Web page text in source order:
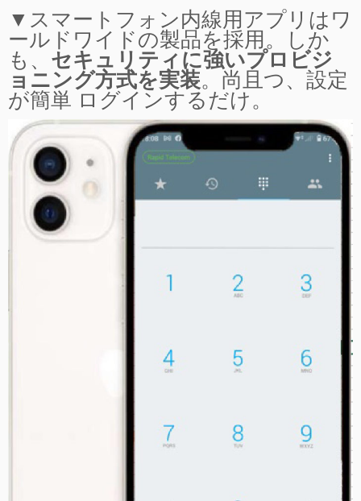
▼スマートフォン内線用アプリはワ
ールドワイドの製品を採用。しか
も、 セキュリティに強いプロビジ
ョニング方式を実装。尚且つ、設定
が簡単 ログインするだけ。